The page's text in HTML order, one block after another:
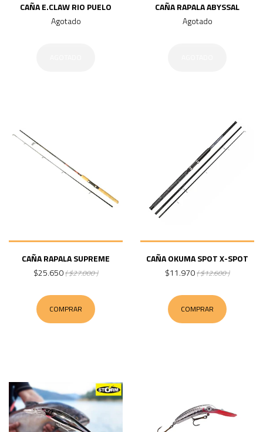
CAÑA E.CLAW RIO PUELO
Agotado
CAÑA RAPALA ABYSSAL
Agotado
CAÑA RAPALA SUPREME
$25.650( $27.000 )
COMPRAR
CAÑA OKUMA SPOT X-SPOT
$11.970( $12.600 )
COMPRAR